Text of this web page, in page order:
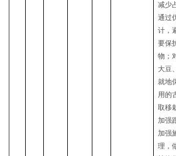
减少
通过
计，
要保
物；
大豆
就地
用的
取移
加强
加强
理，